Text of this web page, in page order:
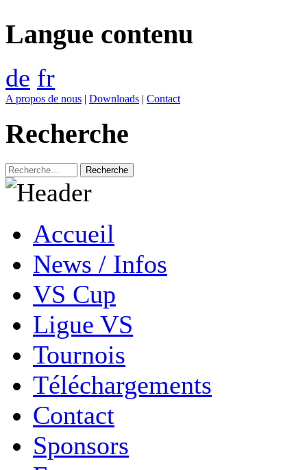
Langue contenu
de fr
A propos de nous | Downloads | Contact
Recherche
Accueil
News / Infos
VS Cup
Ligue VS
Tournois
Téléchargements
Contact
Sponsors